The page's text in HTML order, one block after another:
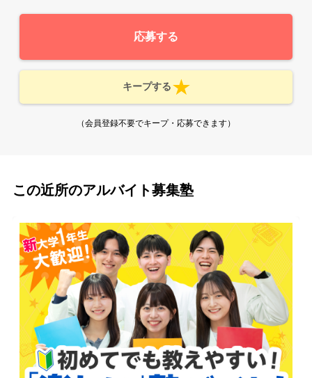
応募する
キープする
（会員登録不要でキープ・応募できます）
この近所のアルバイト募集塾